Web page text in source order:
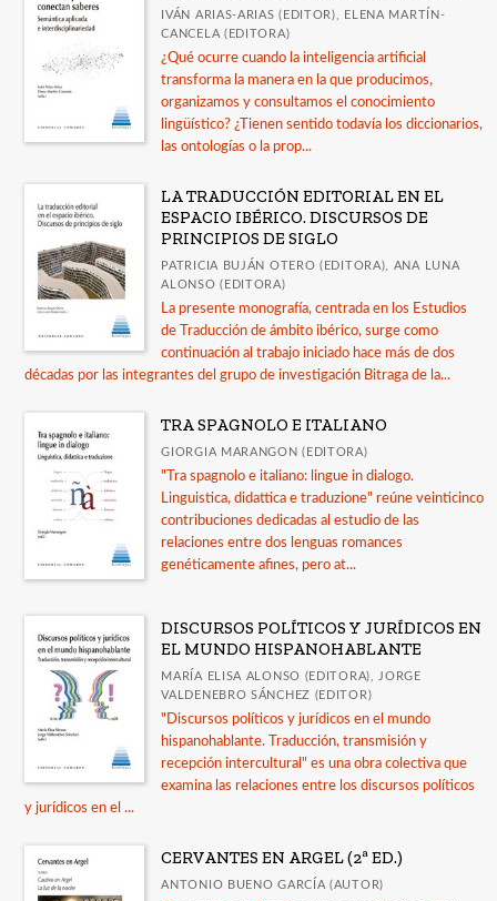
IVÁN ARIAS-ARIAS (EDITOR), ELENA MARTÍN-
CANCELA (EDITORA)
¿Qué ocurre cuando la inteligencia artificial
transforma la manera en la que producimos,
organizamos y consultamos el conocimiento
lingüístico? ¿Tienen sentido todavía los diccionarios,
las ontologías o la prop...
LA TRADUCCIÓN EDITORIAL EN EL
ESPACIO IBÉRICO. DISCURSOS DE
PRINCIPIOS DE SIGLO
PATRICIA BUJÁN OTERO (EDITORA), ANA LUNA
ALONSO (EDITORA)
La presente monografía, centrada en los Estudios
de Traducción de ámbito ibérico, surge como
continuación al trabajo iniciado hace más de dos
décadas por las integrantes del grupo de investigación Bitraga de la...
TRA SPAGNOLO E ITALIANO
GIORGIA MARANGON (EDITORA)
"Tra spagnolo e italiano: lingue in dialogo.
Linguistica, didattica e traduzione" reúne veinticinco
contribuciones dedicadas al estudio de las
relaciones entre dos lenguas romances
genéticamente afines, pero at...
DISCURSOS POLÍTICOS Y JURÍDICOS EN
EL MUNDO HISPANOHABLANTE
MARÍA ELISA ALONSO (EDITORA), JORGE
VALDENEBRO SÁNCHEZ (EDITOR)
"Discursos políticos y jurídicos en el mundo
hispanohablante. Traducción, transmisión y
recepción intercultural" es una obra colectiva que
examina las relaciones entre los discursos políticos
y jurídicos en el ...
CERVANTES EN ARGEL (2ª ED.)
ANTONIO BUENO GARCÍA (AUTOR)